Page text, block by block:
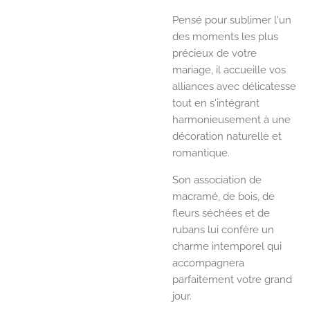
Pensé pour sublimer l'un
des moments les plus
précieux de votre
mariage, il accueille vos
alliances avec délicatesse
tout en s'intégrant
harmonieusement à une
décoration naturelle et
romantique.
Son association de
macramé, de bois, de
fleurs séchées et de
rubans lui confère un
charme intemporel qui
accompagnera
parfaitement votre grand
jour.